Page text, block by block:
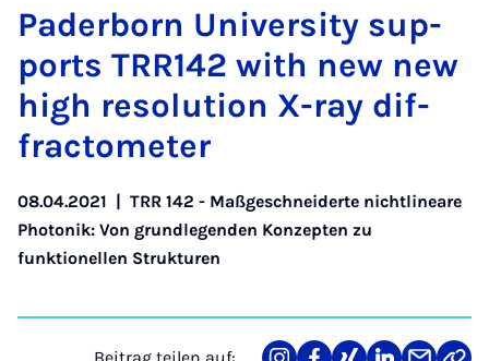
Pa­der­born Uni­ver­si­ty sup­
ports TRR142 with new new
high re­so­lu­ti­on X-ray dif­
frac­to­me­ter
08.04.2021 | TRR 142 - Maßgeschneiderte nichtlineare
Photonik: Von grundlegenden Konzepten zu
funktionellen Strukturen